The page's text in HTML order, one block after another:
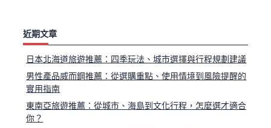
近期文章
日本北海道旅遊推薦：四季玩法、城市選擇與行程規劃建議
男性產品威而鋼推薦：從選購重點、使用情境到風險提醒的
實用指南
東南亞旅遊推薦：從城市、海島到文化行程，怎麼選才適合
你？